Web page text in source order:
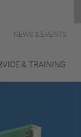
NEWS & EVENTS
& TRAINING